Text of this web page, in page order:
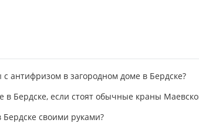
антифризом в загородном доме в Бердске?
в Бердске, если стоят обычные краны
Бердске своими руками?